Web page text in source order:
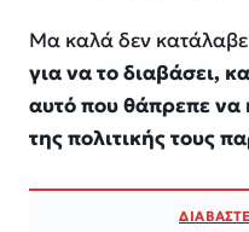
Μα καλά δεν
για να το διαβάσει,
αυτό που θάπρεπε να
της πολιτικής τους